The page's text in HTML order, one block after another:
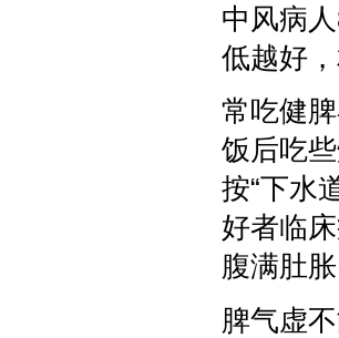
中风病
低越好
常吃健
饭后吃
按“下水
好者临
腹满肚
脾气虚